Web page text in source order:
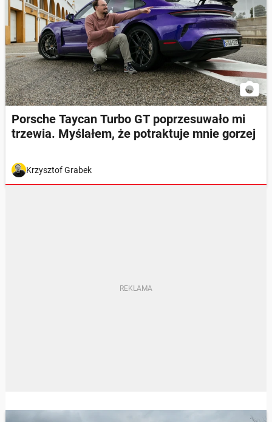
Porsche Taycan Turbo GT poprzesuwało mi
trzewia. Myślałem, że potraktuje mnie gorzej
Krzysztof Grabek